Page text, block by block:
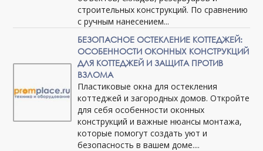
строительных конструкций. По сравнению
с ручным нанесением...
БЕЗОПАСНОЕ ОСТЕКЛЕНИЕ КОТТЕДЖЕЙ:
ОСОБЕННОСТИ ОКОННЫХ КОНСТРУКЦИЙ
ДЛЯ КОТТЕДЖЕЙ И ЗАЩИТА ПРОТИВ
ВЗЛОМА
Пластиковые окна для остекления
коттеджей и загородных домов. Откройте
для себя особенности оконных
конструкций и важные нюансы монтажа,
которые помогут создать уют и
безопасность в вашем доме....